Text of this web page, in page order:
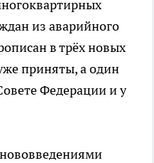
из аварийного
в трёх новых
приняты, а один
Федерации и у